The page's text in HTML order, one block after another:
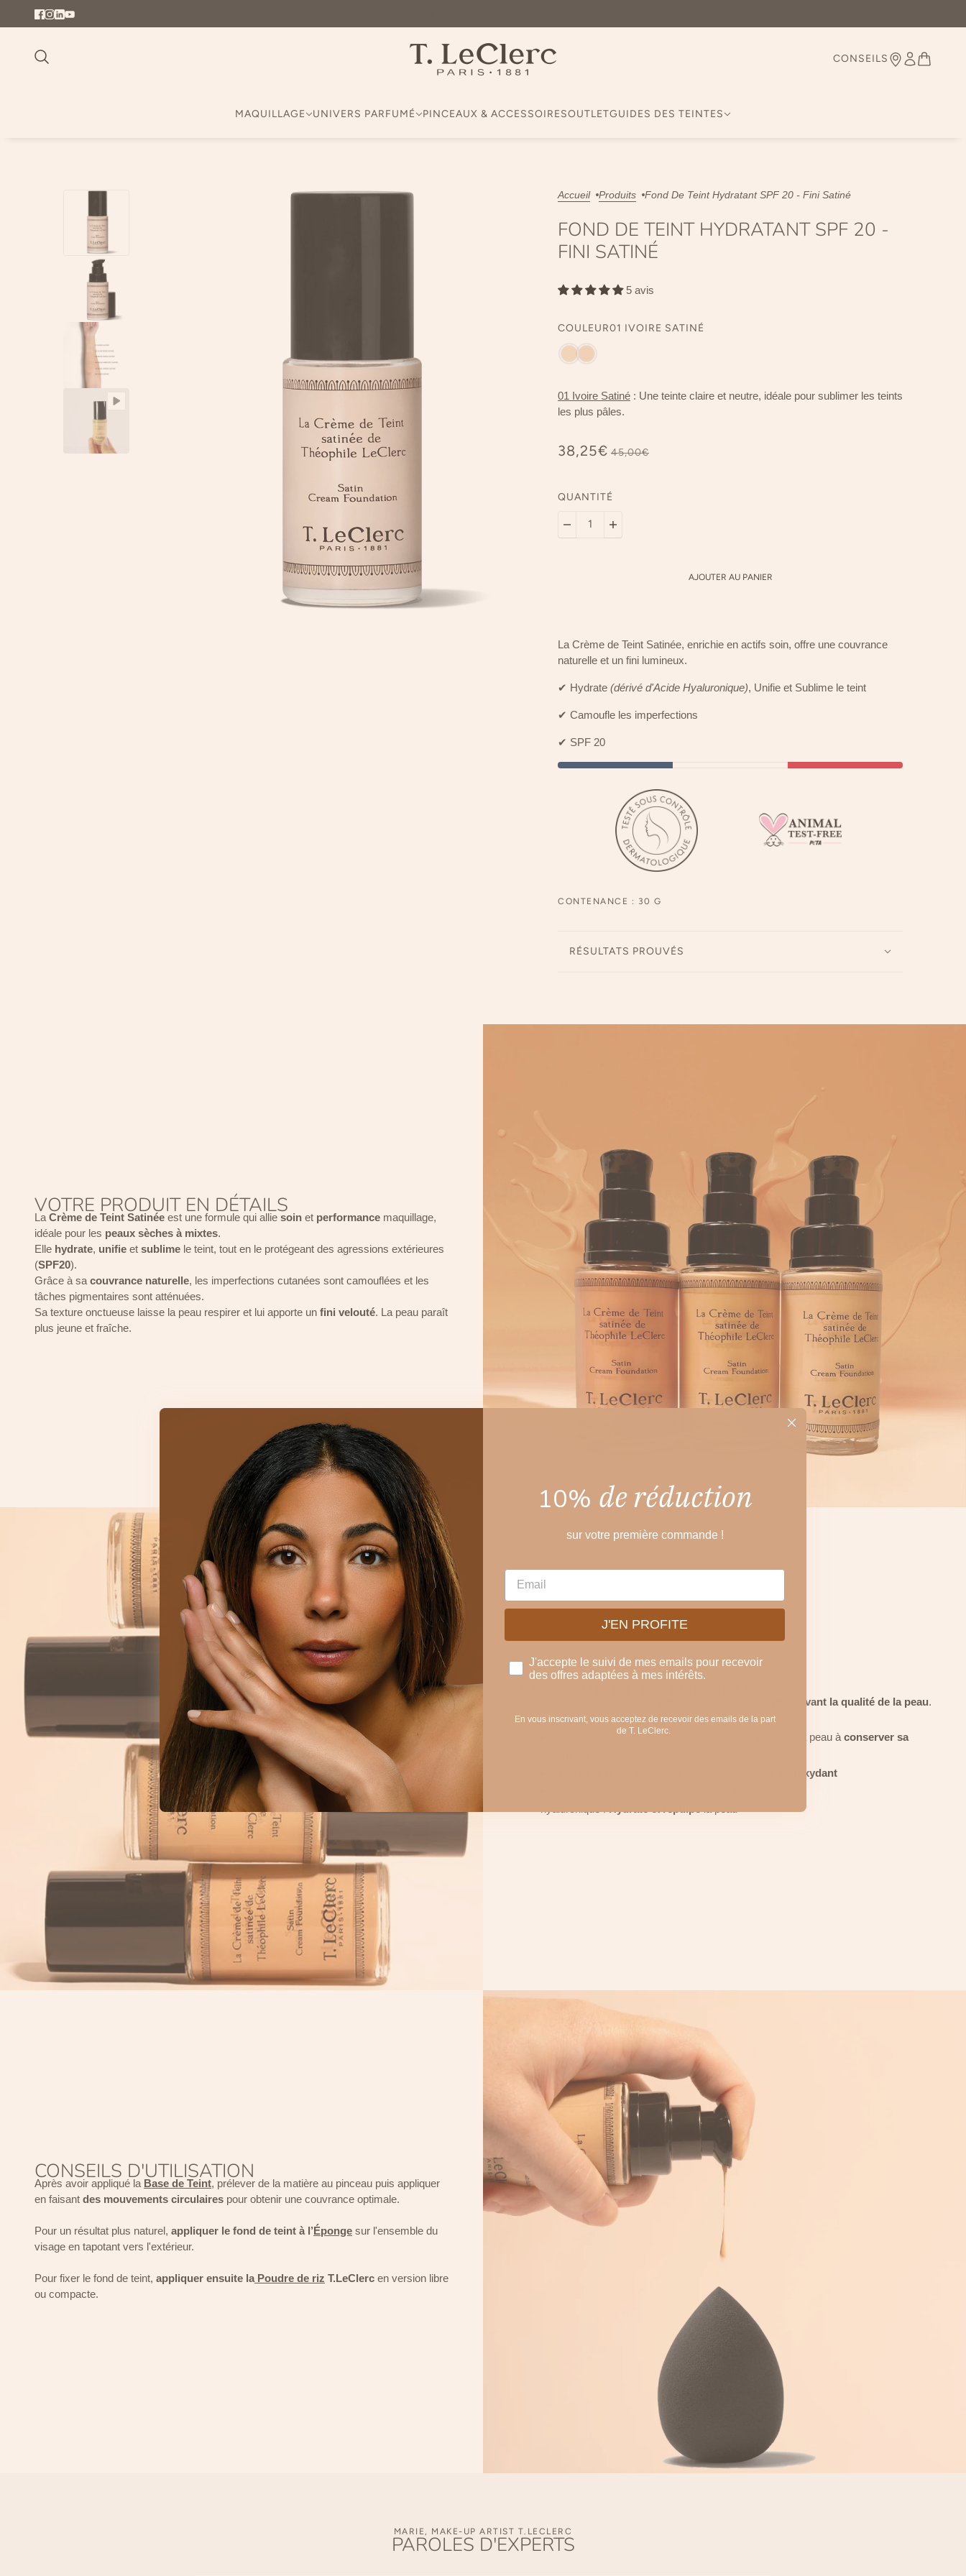
MAQUILLAGE UNIVERS PARFUMÉ PINCEAUX & ACCESSOIRESOUTLETGUIDES DES TEINTES
CONSEILS
Accueil Produits Fond De Teint Hydratant SPF 20 - Fini Satiné
FOND DE TEINT HYDRATANT SPF 20 -
FINI SATINÉ
5 avis
COULEUR01 IVOIRE SATINÉ
01 Ivoire Satiné : Une teinte claire et neutre, idéale pour sublimer les teints
les plus pâles.
38,25€ 45,00€
QUANTITÉ
AJOUTER AU PANIER
La Crème de Teint Satinée, enrichie en actifs soin, offre une couvrance
naturelle et un fini lumineux.
✔ Hydrate (dérivé d'Acide Hyaluronique), Unifie et Sublime le teint
✔ Camoufle les imperfections
✔ SPF 20
CONTENANCE : 30 G
RÉSULTATS PROUVÉS
VOTRE PRODUIT EN DÉTAILS
La Crème de Teint Satinée est une formule qui allie soin et performance maquillage,
idéale pour les peaux sèches à mixtes.
Elle hydrate, unifie et sublime le teint, tout en le protégeant des agressions extérieures
(SPF20).
Grâce à sa couvrance naturelle, les imperfections cutanées sont camouflées et les
tâches pigmentaires sont atténuées.
Sa texture onctueuse laisse la peau respirer et lui apporte un fini velouté. La peau paraît
plus jeune et fraîche.
AU CŒUR DE LA FORMULE préservant la qualité de la peau.
Huile de ricin :Adoucit,nourritet répare la peau
Huile de germe de blé : Riche en vitamine E, il aide la peau à conserver sa
antioxydant
CONSEILS D'UTILISATION
Après avoir appliqué la Base de Teint, prélever de la matière au pinceau puis appliquer
en faisant des mouvements circulaires pour obtenir une couvrance optimale.
Pour un résultat plus naturel, appliquer le fond de teint à l’Éponge sur l'ensemble du
visage en tapotant vers l'extérieur.
Pour fixer le fond de teint, appliquer ensuite la Poudre de riz T.LeClerc en version libre
ou compacte.
PAROLES D'EXPERTS
MARIE, MAKE-UP ARTIST T.LECLERC
10% de réduction
sur votre première commande !
EMAIL
J'EN PROFITE
J'accepte le suivi de mes emails pour recevoir
des offres adaptées à mes intérêts.
En vous inscrivant, vous acceptez de recevoir des emails de la part
de T. LeClerc.